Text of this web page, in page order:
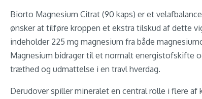
Biorto Magnesium Citrat (90 kaps) er et
ønsker at tilføre kroppen et ekstra tilskud af dette
indeholder 225 mg magnesium fra både
Magnesium bidrager til et normalt energistofskifte
træthed og udmattelse i en travl hverdag.
Derudover spiller mineralet en central rolle i flere af